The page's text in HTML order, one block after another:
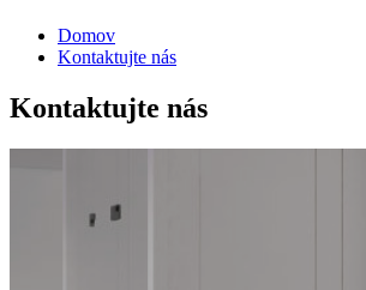
Domov
Kontaktujte nás
Kontaktujte nás